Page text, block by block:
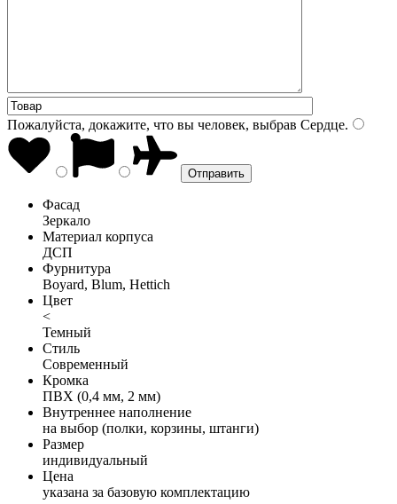
Пожалуйста, докажите, что вы человек, выбрав Сердце.
Фасад
Зеркало
Материал корпуса
ДСП
Фурнитура
Boyard, Blum, Hettich
Цвет
<
Темный
Стиль
Современный
Кромка
ПВХ (0,4 мм, 2 мм)
Внутреннее наполнение
на выбор (полки, корзины, штанги)
Размер
индивидуальный
Цена
указана за базовую комплектацию